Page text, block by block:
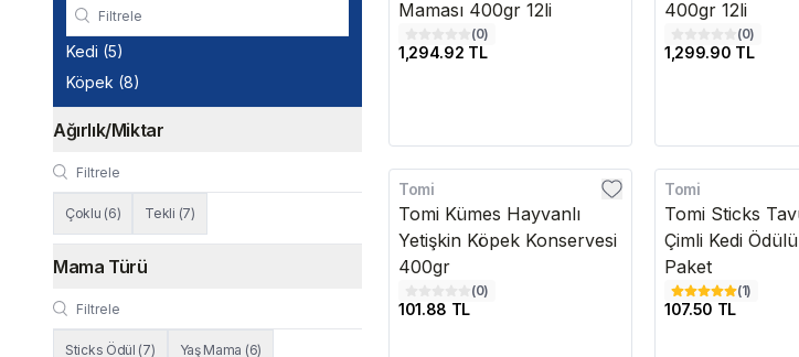
Kedi (5)
Köpek (8)
Ağırlık/Miktar
Çoklu (6) Tekli (7)
Mama Türü
Sticks Ödül (7) Yaş Mama (6)
Maması 400gr 12li
(0)
1,294.92 TL
400gr 12li
(0)
1,299.90 TL
Tomi
Tomi Kümes Hayvanlı
Yetişkin Köpek Konservesi
400gr
(0)
101.88 TL
Tomi
Tomi Sticks
Çimli Kedi
Paket
(1)
107.50 TL